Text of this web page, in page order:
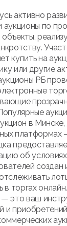
активно
аукционы по
купить на
или другие
РБ
в
платформах
об условиях
создан
в торгах
это ваш
и